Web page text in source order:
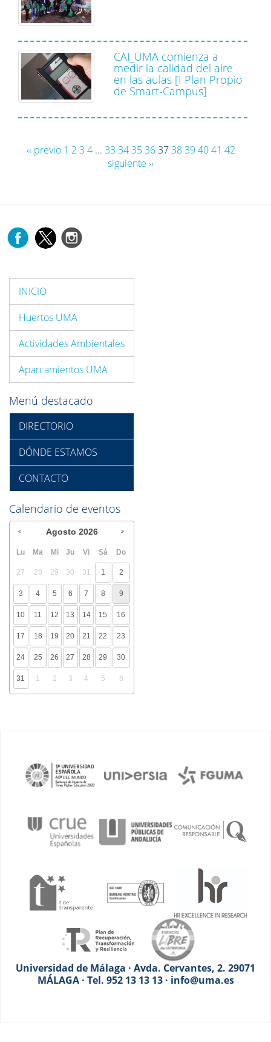
CAI_UMA comienza a
medir la calidad del aire
en las aulas [I Plan Propio
de Smart-Campus]
‹‹ previo 1 2 3 4... 33 34 35 36 37 38 39 40 41 42
siguiente ››
INICIO
Huertos UMA
Actividades Ambientales
Aparcamientos UMA
Menú destacado
DIRECTORIO
DÓNDE ESTAMOS
CONTACTO
Calendario de eventos
Agosto 2026
Lu Ma Mi Ju Vi Sá Do
27 28 29 30 31 1 2
3 4 5 6 7 8 9
10 11 12 13 14 15 16
17 18 19 20 21 22 23
24 25 26 27 28 29 30
31 1 2 3 4 5 6
Universidad de Málaga · Avda. Cervantes, 2. 29071
MÁLAGA · Tel. 952 13 13 13 · info@uma.es